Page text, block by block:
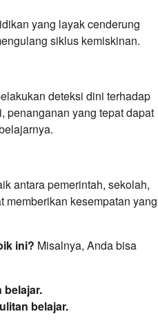
yang layak cenderung
siklus kemiskinan.
deteksi dini terhadap
penanganan yang tepat dapat
antara pemerintah, sekolah,
memberikan kesempatan yang
ini? Misalnya, Anda bisa
belajar.
belajar.